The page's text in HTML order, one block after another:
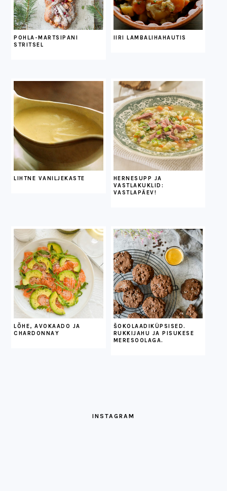
POHLA-MARTSIPANI
STRITSEL
IIRI LAMBALIHAHAUTIS
LIHTNE VANILJEKASTE
HERNESUPP JA
VASTLAKUKLID:
VASTLAPÄEV!
LÕHE, AVOKAADO JA
CHARDONNAY
ŠOKOLAADIKÜPSISED.
RUKKIJAHU JA PISUKESE
MERESOOLAGA.
INSTAGRAM